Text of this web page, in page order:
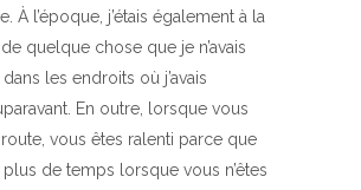
À l’époque, j’étais également à la
quelque chose que je n’avais
les endroits où j’avais
En outre, lorsque vous
vous êtes ralenti parce que
de temps lorsque vous n’êtes